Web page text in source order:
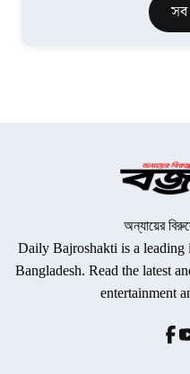
অন্যায়ের
Daily Bajroshakti is a leading
Bangladesh. Read the latest
entertainment